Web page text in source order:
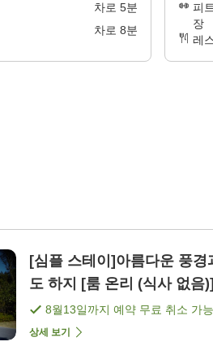
차로 5분
차로 8분
피
장
레
[심플 스테이]아름다운 풍
도 하지 [룸 온리 (식사 없음)]
8월13일까지 예약 무료 취소 가능
상세 보기